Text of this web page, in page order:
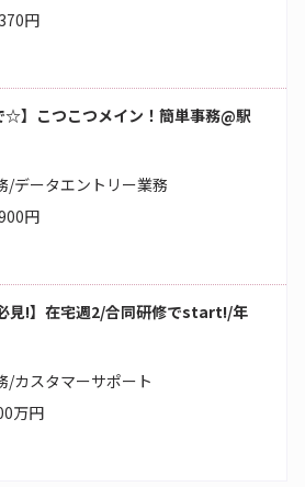
円
☆】こつこつメイン！簡単事務@駅
/データエントリー業務
円
見!】在宅週2/合同研修でstart!/年
/カスタマーサポート
万円